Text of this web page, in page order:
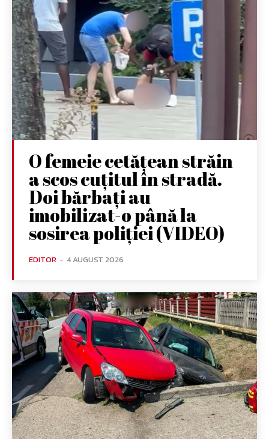
O femeie cetățean străin
a scos cuțitul în stradă.
Doi bărbați au
imobilizat-o până la
sosirea poliției (VIDEO)
EDITOR - 4 AUGUST 2026